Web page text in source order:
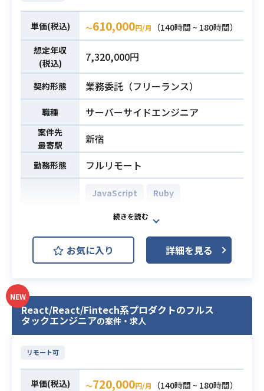
測性など）の推進経験
必須スキル
・Spring Framework（Spring MVC/
Spring Boot等）を用いた開発経験
（3年以上）
・Thymeleafを用いたサーバーサイ
ドテンプレート実装経験（3年以上）
・上流工程（基本設計、概要設計
等）での新規機能設計経験（3年以
上）
・HTML/CSS/JavaScriptの実装スキ
ル（フォーム、バリデーション、Aja
x等）
・RDBMS（MySQL/PostgreSQL/O
業務内容
す。
【仕事内容】
下記の業務を担っていただく想定で
す。
作成、削除、更新、台帳管理
・ChatGPT、Claude Code、Gemini
などの設定見直し
・社内部署からの依頼へのヒアリン
グおよび対応
・業務ツールの開発、運用および既
存ツールのメンテナンス
・ドメイン、証明書などのサービス
提供に関わるインフラ管理
・SaaSのコスト管理におけるインタ
※詳細は面談時にお伝えします。
【開発環境】
データストア：MySQL、DynamoD
B、Redis
ミドルウェア： Nginx、Apache、W
AIツール： ChatGPT、Claude、Ge
単価(税込) 〜610,000円/月
（140時間 ~ 180時間）
想定年収
(税込)
7,320,000円
契約形態 業務委託（フリーランス）
職種 サーバーサイドエンジニア
案件先
最寄駅
新宿
勤務形態 フルリモート
開発環境
JavaScript
Ruby
Ruby on Rails
AWS (Amazon Web Services)
AWS EC2 (Amazon EC2)
AWS RDS (Amazon RDS)
AWS S3
Backlog
Git
Slack
Terraform
団体運営における「物販」「コンテ
ンツ配信」「リアルイベント連動」
お気に入り 詳細を見る
NEW
React/React/Fintech系プロダクトのフルス
タックエンジニアの案件・求人
リモート可
単価(税込) 〜720,000円/月 （140時間 ~ 180時間）